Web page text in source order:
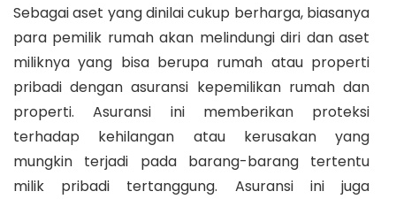
Sebagai aset yang dinilai cukup berharga, biasanya
para pemilik rumah akan melindungi diri dan aset
miliknya yang bisa berupa rumah atau properti
pribadi dengan asuransi kepemilikan rumah dan
properti. Asuransi ini memberikan proteksi
terhadap kehilangan atau kerusakan yang
mungkin terjadi pada barang-barang tertentu
milik pribadi tertanggung. Asuransi ini juga